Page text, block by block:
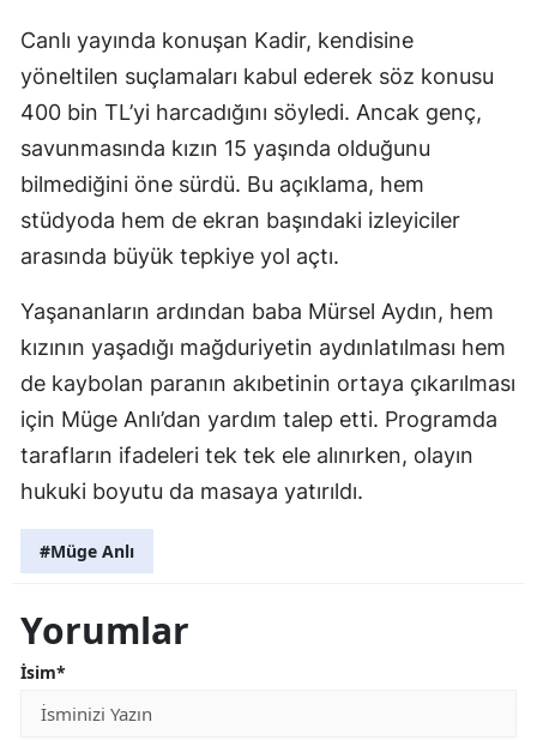
Canlı yayında konuşan Kadir, kendisine
yöneltilen suçlamaları kabul ederek söz konusu
400 bin TL’yi harcadığını söyledi. Ancak genç,
savunmasında kızın 15 yaşında olduğunu
bilmediğini öne sürdü. Bu açıklama, hem
stüdyoda hem de ekran başındaki izleyiciler
arasında büyük tepkiye yol açtı.
Yaşananların ardından baba Mürsel Aydın, hem
kızının yaşadığı mağduriyetin aydınlatılması hem
de kaybolan paranın akıbetinin ortaya çıkarılması
için Müge Anlı’dan yardım talep etti. Programda
tarafların ifadeleri tek tek ele alınırken, olayın
hukuki boyutu da masaya yatırıldı.
#Müge Anlı
Yorumlar
İsim*